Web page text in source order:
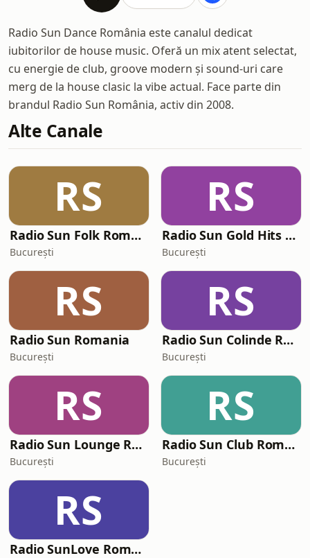
Radio Sun Dance România este canalul dedicat
iubitorilor de house music. Oferă un mix atent selectat,
cu energie de club, groove modern și sound-uri care
merg de la house clasic la vibe actual. Face parte din
brandul Radio Sun România, activ din 2008.
Alte Canale
RS
Radio Sun Folk România
București
RS
Radio Sun Gold Hits România
București
RS
Radio Sun Romania
București
RS
Radio Sun Colinde Romania
București
RS
Radio Sun Lounge România
București
RS
Radio Sun Club Romania
București
RS
Radio SunLove Romania